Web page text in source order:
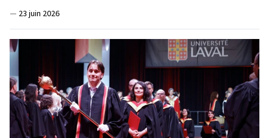
— 23 juin 2026